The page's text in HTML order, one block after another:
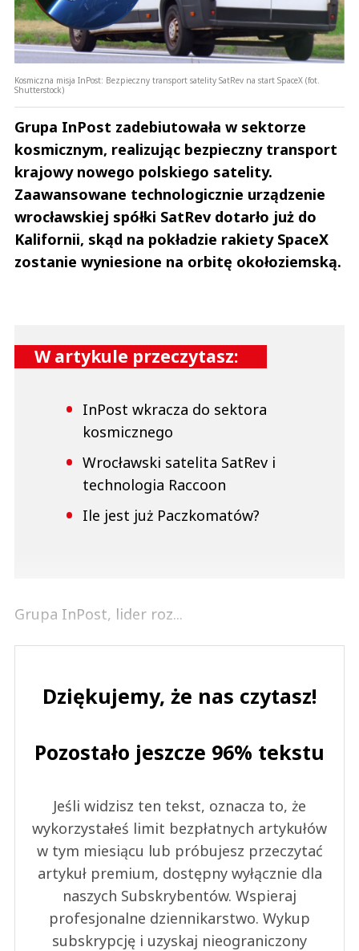
Kosmiczna misja InPost: Bezpieczny transport satelity SatRev na start SpaceX (fot.
Shutterstock)
Grupa InPost zadebiutowała w sektorze
kosmicznym, realizując bezpieczny transport
krajowy nowego polskiego satelity.
Zaawansowane technologicznie urządzenie
wrocławskiej spółki SatRev dotarło już do
Kalifornii, skąd na pokładzie rakiety SpaceX
zostanie wyniesione na orbitę okołoziemską.
W artykule przeczytasz:
InPost wkracza do sektora
kosmicznego
Wrocławski satelita SatRev i
technologia Raccoon
Ile jest już Paczkomatów?
Grupa InPost, lider roz...
Dziękujemy, że nas czytasz!
Pozostało jeszcze 96% tekstu
Jeśli widzisz ten tekst, oznacza to, że
wykorzystałeś limit bezpłatnych artykułów
w tym miesiącu lub próbujesz przeczytać
artykuł premium, dostępny wyłącznie dla
naszych Subskrybentów. Wspieraj
profesjonalne dziennikarstwo. Wykup
subskrypcję i uzyskaj nieograniczony